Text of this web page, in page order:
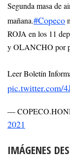
Segunda masa de
mañana.#Copeco
ROJA en los 11
y OLANCHO por
Leer Boletín
pic.twitter.com/
—
2021
IMÁGENES